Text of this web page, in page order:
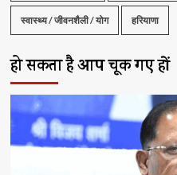
स्वास्थ्य / जीवनशैली / योग हरियाणा
हो सकता है आप चूक गए हों